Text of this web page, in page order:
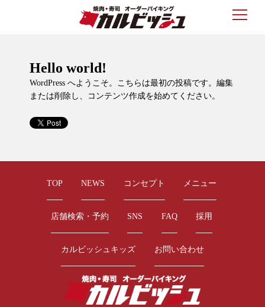
Hello world!
WordPress へようこそ。こちらは最初の投稿です。編集
または削除し、コンテンツ作成を始めてください。
TOP NEWS コンセプト メニュー
店舗検索・予約 SNS FAQ 採用
カルビッシュキッズ お問い合わせ